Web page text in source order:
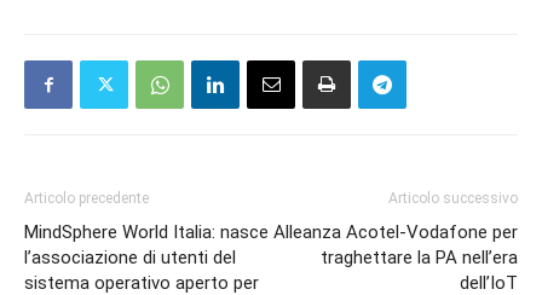
Articolo precedente
MindSphere World Italia: nasce
l’associazione di utenti del
sistema operativo aperto per
Articolo successivo
Alleanza Acotel-Vodafone per
traghettare la PA nell’era
dell’IoT